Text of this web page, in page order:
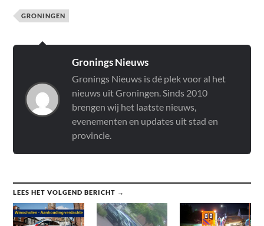
GRONINGEN
Gronings Nieuws
Gronings Nieuws is dé plek voor al het
nieuws uit Groningen. Sinds 2010
brengen wij het laatste nieuws,
evenementen en updates uit stad en
provincie.
LEES HET VOLGEND BERICHT →